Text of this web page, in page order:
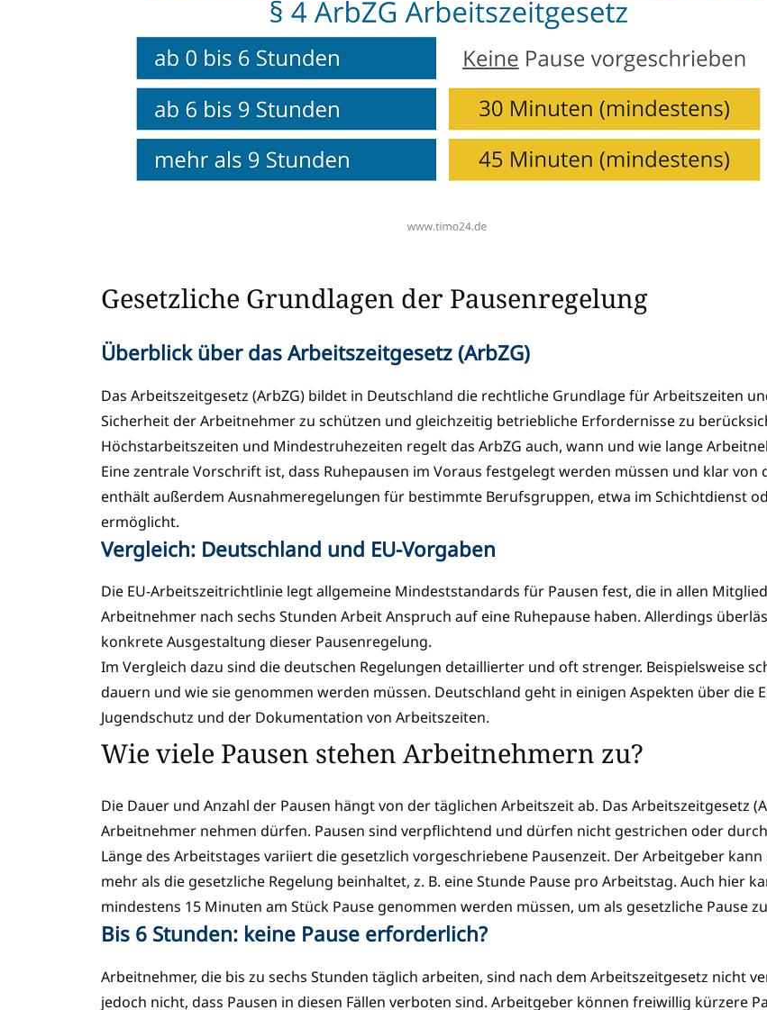
Gesetzliche Grundlagen der Pausenregelung
Überblick über das Arbeitszeitgesetz (ArbZG)
Das Arbeitszeitgesetz (ArbZG) bildet in Deutschland die rechtliche Grundlage für Arbeitszeiten
Sicherheit der Arbeitnehmer zu schützen und gleichzeitig betriebliche Erfordernisse zu
Höchstarbeitszeiten und Mindestruhezeiten regelt das ArbZG auch, wann und wie lange
Eine zentrale Vorschrift ist, dass Ruhepausen im Voraus festgelegt werden müssen und klar von
enthält außerdem Ausnahmeregelungen für bestimmte Berufsgruppen, etwa im Schichtdienst
ermöglicht.
Vergleich: Deutschland und EU-Vorgaben
Die EU-Arbeitszeitrichtlinie legt allgemeine Mindeststandards für Pausen fest, die in allen
Arbeitnehmer nach sechs Stunden Arbeit Anspruch auf eine Ruhepause haben. Allerdings
konkrete Ausgestaltung dieser Pausenregelung.
Im Vergleich dazu sind die deutschen Regelungen detaillierter und oft strenger. Beispielsweise
dauern und wie sie genommen werden müssen. Deutschland geht in einigen Aspekten über die
Jugendschutz und der Dokumentation von Arbeitszeiten.
Wie viele Pausen stehen Arbeitnehmern zu?
Die Dauer und Anzahl der Pausen hängt von der täglichen Arbeitszeit ab. Das Arbeitszeitgesetz
Arbeitnehmer nehmen dürfen. Pausen sind verpflichtend und dürfen nicht gestrichen oder
Länge des Arbeitstages variiert die gesetzlich vorgeschriebene Pausenzeit. Der Arbeitgeber
mehr als die gesetzliche Regelung beinhaltet, z. B. eine Stunde Pause pro Arbeitstag. Auch hier
mindestens 15 Minuten am Stück Pause genommen werden müssen, um als gesetzliche Pause
Bis 6 Stunden: keine Pause erforderlich?
Arbeitnehmer, die bis zu sechs Stunden täglich arbeiten, sind nach dem Arbeitszeitgesetz nicht
jedoch nicht, dass Pausen in diesen Fällen verboten sind. Arbeitgeber können freiwillig kürzere